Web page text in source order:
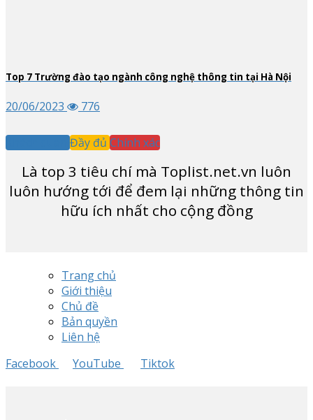
Top 7 Trường đào tạo ngành công nghệ thông tin tại Hà Nội
20/06/2023 776
Đầy đủ Chính xác
Là top 3 tiêu chí mà Toplist.net.vn luôn
luôn hướng tới để đem lại những thông tin
hữu ích nhất cho cộng đồng
Trang chủ
Giới thiệu
Chủ đề
Bản quyền
Liên hệ
Facebook
YouTube Tiktok